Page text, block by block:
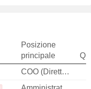
Posizione
principale
COO (Direttore operativo)